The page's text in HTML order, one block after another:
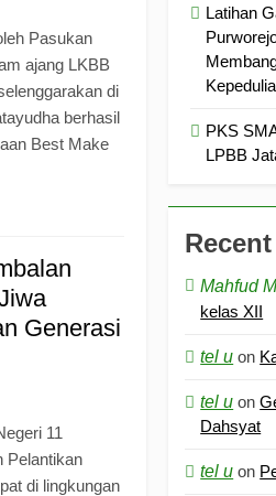
Pasukan
ajang LKBB
di
berhasil
Best Make
Generasi
11
Pelantikan
di lingkungan
Latihan
PKS
LPBB
Mahfud
kelas XII
tel u on
tel u on
Dahsyat
tel u on